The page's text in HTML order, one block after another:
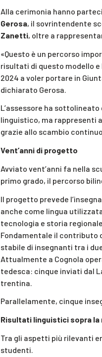
Alla cerimonia hanno
Gerosa, il sovrintendente
Zanetti, oltre a
«Questo è un percorso
risultati di questo modello
2024 a voler portare in
dichiarato Gerosa.
L’assessore ha
linguistico, ma rappresenti
grazie allo scambio
Vent’anni di progetto
Avviato vent’anni fa nella
primo grado, il percorso
Il progetto prevede
anche come lingua
tecnologia e storia regionale.
Fondamentale il contributo
stabile di insegnanti tra i
Attualmente a Cognola
tedesca: cinque inviati dal
trentina.
Parallelamente, cinque
Risultati linguistici sopra la
Tra gli aspetti più rilevanti
studenti.